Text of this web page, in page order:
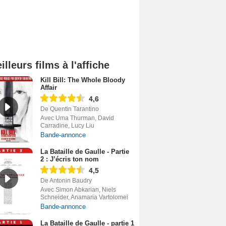
films à l'affiche
Kill Bill: The Whole Bloody
Affair
4,6
De Quentin Tarantino
Avec Uma Thurman, David
Carradine, Lucy Liu
Bande-annonce
La Bataille de Gaulle - Partie
2 : J’écris ton nom
4,5
De Antonin Baudry
Avec Simon Abkarian, Niels
Schneider, Anamaria Vartolomei
Bande-annonce
La Bataille de Gaulle - partie 1